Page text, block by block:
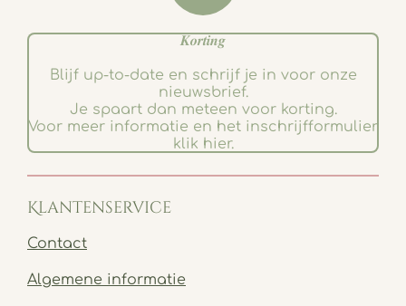
𝑲𝒐𝒓𝒕𝒊𝒏𝒈
Blijf up-to-date en schrijf je in voor onze
nieuwsbrief.
Je spaart dan meteen voor korting.
Voor meer informatie en het inschrijfformulier
klik hier.
Klantenservice
Contact
Algemene informatie